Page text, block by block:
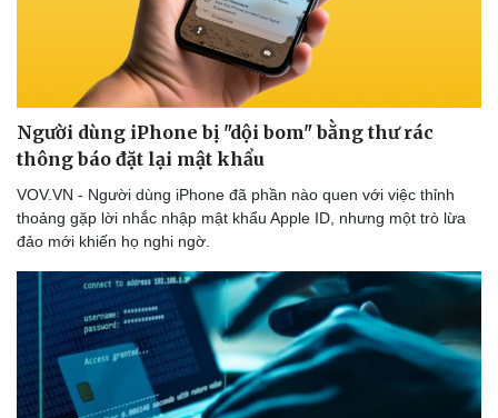
Người dùng iPhone bị "dội bom" bằng thư rác
thông báo đặt lại mật khẩu
VOV.VN - Người dùng iPhone đã phần nào quen với việc thỉnh
thoảng gặp lời nhắc nhập mật khẩu Apple ID, nhưng một trò lừa
đảo mới khiến họ nghi ngờ.